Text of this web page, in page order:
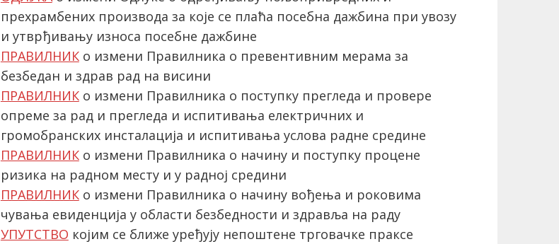
прехрамбених производа за које се плаћа посебна дажбина при увозу
и утврђивању износа посебне дажбине
ПРАВИЛНИКо измени Правилника о превентивним мерама за
безбедан и здрав рад на висини
ПРАВИЛНИКо измени Правилника о поступку прегледа и провере
опреме за рад и прегледа и испитивања електричних и
громобранских инсталација и испитивања услова радне средине
ПРАВИЛНИКо измени Правилника о начину и поступку процене
ризика на радном месту и у радној средини
ПРАВИЛНИКо измени Правилникa о начину вођења и роковима
чувања евиденција у области безбедности и здравља на раду
УПУТСТВО којим се ближе уређују непоштене трговачке праксе